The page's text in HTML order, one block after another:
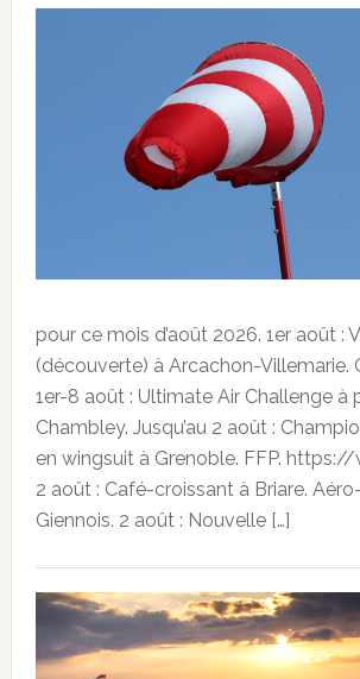
pour ce mois d’août 2026. 1er août :
(découverte) à Arcachon-Villemarie.
1er-8 août : Ultimate Air Challenge à
Chambley. Jusqu’au 2 août :
en wingsuit à Grenoble. FFP.
2 août : Café-croissant à Briare.
Giennois. 2 août : Nouvelle […]